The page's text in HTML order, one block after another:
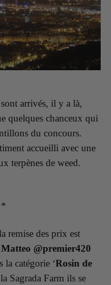
arrivés, il y a là,
quelques chanceux qui
du concours.
accueilli avec une
terpènes de weed.
remise des prix est
Matteo @premier420
la catégorie ‘Rosin de
Sagrada Farm ils se